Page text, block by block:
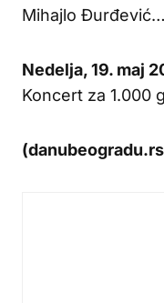
Mihajlo
Nedelja, 19. maj
Koncert za 1.000